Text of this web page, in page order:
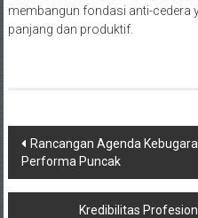
membangun fondasi anti-cedera
panjang dan produktif.
Navigasi
pos
Rancangan Agenda
Performa Puncak
Kredibilitas